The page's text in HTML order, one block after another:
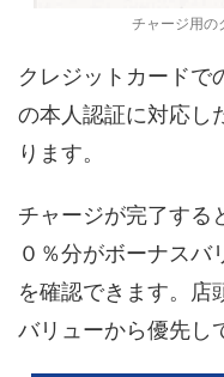
チャージ用の
クレジットカードで
の本人認証に対応し
ります。
チャージが完了する
０％分がボーナスバ
を確認できます。店
バリューから優先し